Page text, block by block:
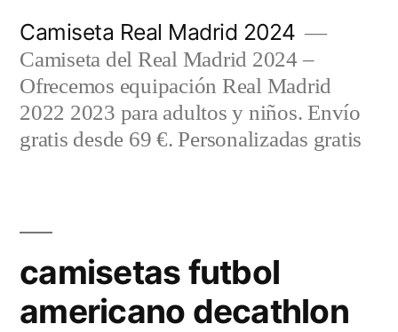
contenido
Camiseta Real Madrid 2024
Camiseta del Real Madrid 2024 –
Ofrecemos equipación Real Madrid
2022 2023 para adultos y niños. Envío
gratis desde 69 €. Personalizadas gratis
camisetas futbol
americano decathlon